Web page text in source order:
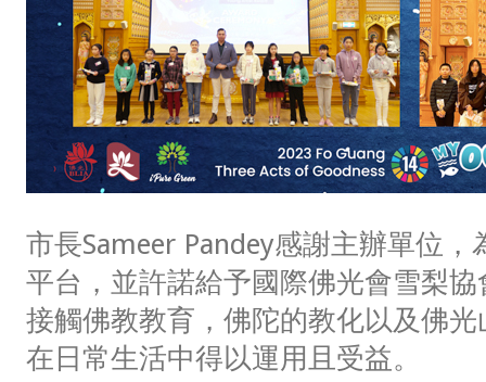
市長Sameer Pandey感謝主辦單位
平台，並許諾給予國際佛光會雪梨
接觸佛教教育，佛陀的教化以及佛
在日常生活中得以運用且受益。